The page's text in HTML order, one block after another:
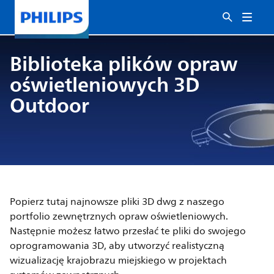
Biblioteka plików opraw
oświetleniowych 3D
Outdoor
Popierz tutaj najnowsze pliki 3D dwg z naszego
portfolio zewnętrznych opraw oświetleniowych.
Następnie możesz łatwo przesłać te pliki do swojego
oprogramowania 3D, aby utworzyć realistyczną
wizualizację krajobrazu miejskiego w projektach